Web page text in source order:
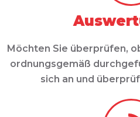
Möchten Sie überprüfen,
ordnungsgemäß
sich an und